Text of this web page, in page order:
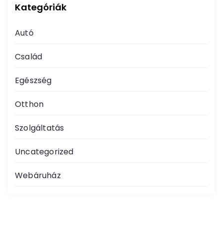
Kategóriák
Autó
Család
Egészség
Otthon
Szolgáltatás
Uncategorized
Webáruház